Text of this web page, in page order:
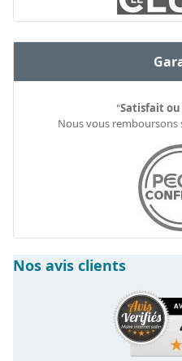
"Satisfait
Nous vous remboursons
Nos avis clients